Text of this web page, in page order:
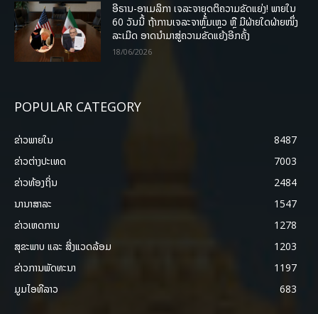
ອີຣານ-ອາເມລິກາ ເຈລະຈາຍຸດຕິຄວາມຂັດແຍ່ງ! ພາຍໃນ
60 ວັນນີ້ ຖ້າການເຈລະຈາຫຼົ້ມເຫຼວ ຫຼື ມີຝ່າຍໃດຝ່າຍໜຶ່ງ
ລະເມີດ ອາດນໍາມາສູ່ຄວາມຂັດແຍ້ງອີກຄັ້ງ
18/06/2026
POPULAR CATEGORY
ຂ່າວພາຍ​ໃນ
8487
ຂ່າວຕ່າງປະເທດ
7003
ຂ່າວທ້ອງຖິ່ນ
2484
ນານາສາລະ
1547
ຂ່າວເຫດການ
1278
ສຸຂະພາບ ແລະ ສີ່ງແວດລ້ອມ
1203
ຂ່າວການພັດທະນາ
1197
ມູມໄອທີລາວ
683